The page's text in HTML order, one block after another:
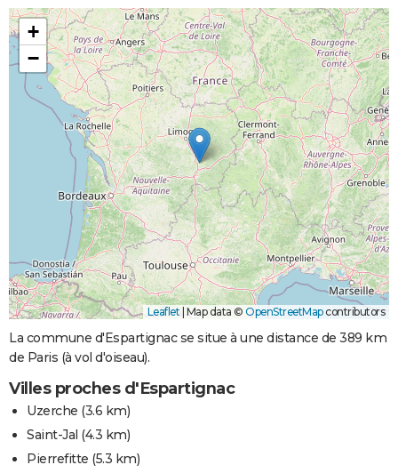
+
−
Leaflet Map data © OpenStreetMapcontributors
La commune d'Espartignac se situe à une distance de 389 km
de Paris (à vol d'oiseau).
Villes proches d'Espartignac
Uzerche (3.6 km)
Saint-Jal (4.3 km)
Pierrefitte (5.3 km)